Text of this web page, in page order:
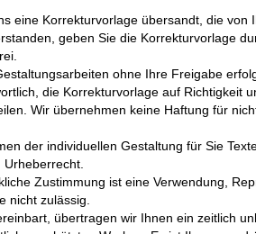
eine Korrekturvorlage übersandt, die von
geben Sie die Korrekturvorlage
ohne Ihre Freigabe
die Korrekturvorlage auf Richtigkeit
Wir übernehmen keine Haftung für
der individuellen Gestaltung für Sie
Zustimmung ist eine Verwendung,
nicht zulässig.
übertragen wir Ihnen ein zeitlich